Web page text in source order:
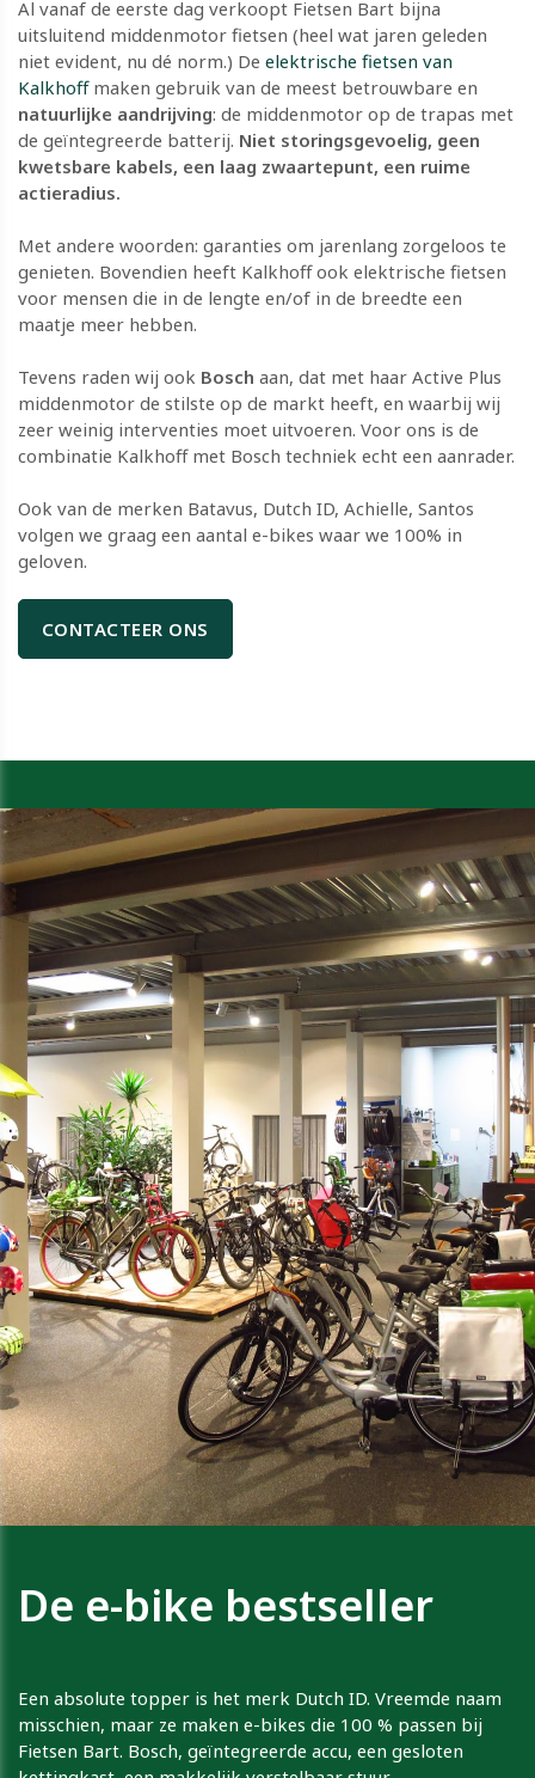
Al vanaf de eerste dag verkoopt Fietsen Bart bijna
uitsluitend middenmotor fietsen (heel wat jaren geleden
niet evident, nu dé norm.) De elektrische fietsen van
Kalkhoffmaken gebruik van de meest betrouwbare en
natuurlijke aandrijving: de middenmotor op de trapas met
de geïntegreerde batterij. Niet storingsgevoelig, geen
kwetsbare kabels, een laag zwaartepunt, een ruime
actieradius.
​​​​​​​Met andere woorden: garanties om jarenlang zorgeloos te
genieten. Bovendien heeft Kalkhoff ook elektrische fietsen
voor mensen die in de lengte en/of in de breedte een
maatje meer hebben.​​​​​​​
Tevens raden wij ook Bosch aan, dat met haar Active Plus
middenmotor de stilste op de markt heeft, en waarbij wij
zeer weinig interventies moet uitvoeren. Voor ons is de
combinatie Kalkhoff met Bosch techniek echt een aanrader.
​​​​​​​Ook van de merken Batavus, Dutch ID, Achielle, Santos
volgen we graag een aantal e-bikes waar we 100% in
geloven.
CONTACTEER ONS
De e-bike bestseller
Een absolute topper is het merk Dutch ID. Vreemde naam
misschien, maar ze maken e-bikes die 100 % passen bij
Fietsen Bart. Bosch, geïntegreerde accu, een gesloten